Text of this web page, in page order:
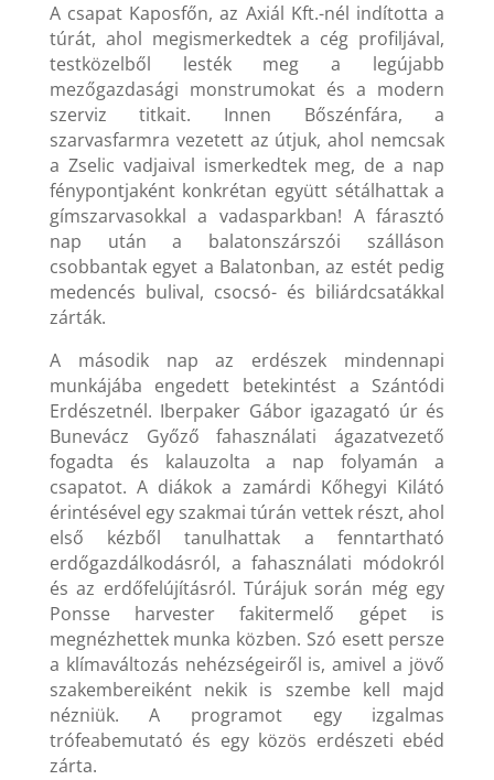
A csapat Kaposfőn, az Axiál Kft.-nél indította a
túrát, ahol megismerkedtek a cég profiljával,
testközelből lesték meg a legújabb
mezőgazdasági monstrumokat és a modern
szerviz titkait. Innen Bőszénfára, a
szarvasfarmra vezetett az útjuk, ahol nemcsak
a Zselic vadjaival ismerkedtek meg, de a nap
fénypontjaként konkrétan együtt sétálhattak a
gímszarvasokkal a vadasparkban! A fárasztó
nap után a balatonszárszói szálláson
csobbantak egyet a Balatonban, az estét pedig
medencés bulival, csocsó- és biliárdcsatákkal
zárták.
A második nap az erdészek mindennapi
munkájába engedett betekintést a Szántódi
Erdészetnél. Iberpaker Gábor igazagató úr és
Bunevácz Győző fahasználati ágazatvezető
fogadta és kalauzolta a nap folyamán a
csapatot. A diákok a zamárdi Kőhegyi Kilátó
érintésével egy szakmai túrán vettek részt, ahol
első kézből tanulhattak a fenntartható
erdőgazdálkodásról, a fahasználati módokról
és az erdőfelújításról. Túrájuk során még egy
Ponsse harvester fakitermelő gépet is
megnézhettek munka közben. Szó esett persze
a klímaváltozás nehézségeiről is, amivel a jövő
szakembereiként nekik is szembe kell majd
nézniük. A programot egy izgalmas
trófeabemutató és egy közös erdészeti ebéd
zárta.